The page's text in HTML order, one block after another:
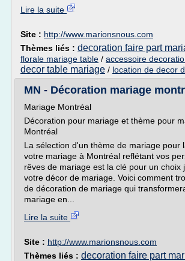
Lire la suite
Site : http://www.marionsnous.com
Thèmes liés : decoration faire part
florale mariage table / accessoire
decor table mariage / location de decor
MN - Décoration mariage
Mariage Montréal
Décoration pour mariage et thème pour
Montréal
La sélection d'un thème de mariage pour
votre mariage à Montréal reflétant vos
rêves de mariage est la clé pour un choix
votre décor de mariage. Voici comment
de décoration de mariage qui
mariage en...
Lire la suite
Site : http://www.marionsnous.com
Thèmes liés : decoration faire part